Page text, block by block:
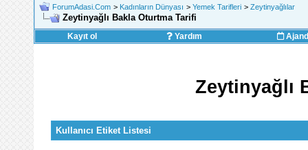
ForumAdasi.Com > Kadınların Dünyası > Yemek Tarifleri > Zeytinyağlılar
Zeytinyağlı Bakla Oturtma Tarifi
Kayıt ol Yardım
Zeytinyağlı
Kullanıcı Etiket Listesi